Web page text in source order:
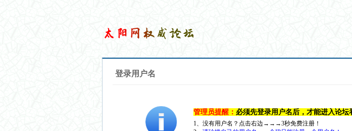
登录用户名
管理员提醒： 必须先登录用户名后，才能进入论坛
1、没有用户名？点击右边→→→3秒免费注册！